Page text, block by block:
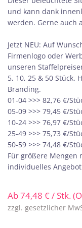
und kann dank
werden. Gerne auch
Jetzt NEU: Auf
Firmenlogo oder
unseren
5, 10, 25 & 50 Stück.
Branding.
01-04 >>> 82,76 €/
05-09 >>> 79,45 €/
10-24 >>> 76,97 €/
25-49 >>> 75,73 €/
50-59 >>> 74,48 €/
Für größere Mengen
individuelles
Ab74,48 €/ Stk.
zzgl. gesetzlicher